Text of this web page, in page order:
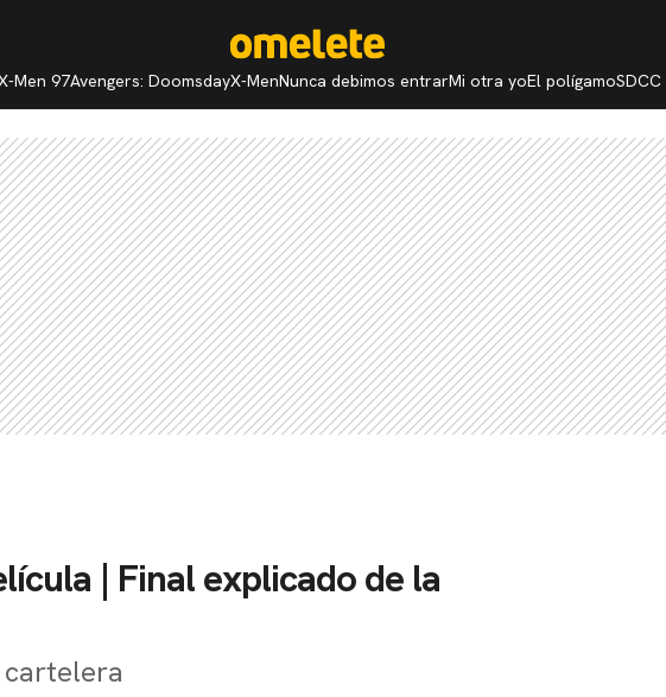
Men 97Avengers: DoomsdayX-MenNunca debimos entrarMi otra yoEl polígamoSDCC
| Final explicado de la